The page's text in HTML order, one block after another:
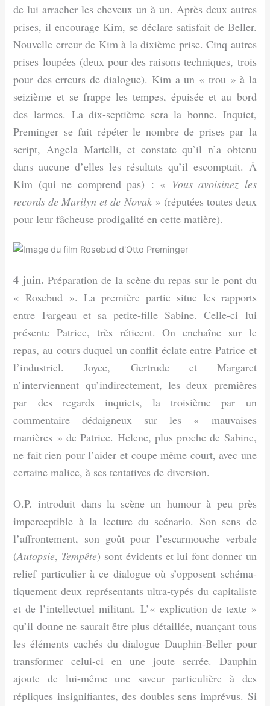
de lui arracher les cheveux un à un. Après deux autres
prises, il encourage Kim, se déclare satisfait de Beller.
Nouvelle erreur de Kim à la dixième prise. Cinq autres
prises loupées (deux pour des raisons techniques, trois
pour des erreurs de dialogue). Kim a un « trou » à la
seizième et se frappe les tempes, épuisée et au bord
des larmes. La dix-septième sera la bonne. Inquiet,
Preminger se fait répéter le nombre de prises par la
script, Angela Martelli, et constate qu’il n’a obtenu
dans aucune d’elles les résultats qu’il escomptait. À
Kim (qui ne comprend pas) : « Vous avoisinez les
records de Marilyn et de Novak » (réputées toutes deux
pour leur fâcheuse prodigalité en cette matière).
4 juin. Préparation de la scène du repas sur le pont du
« Rosebud ». La première partie situe les rapports
entre Fargeau et sa petite-fille Sabine. Celle-ci lui
présente Patrice, très réticent. On enchaîne sur le
repas, au cours duquel un conflit éclate entre Patrice et
l’industriel. Joyce, Gertrude et Margaret
n’interviennent qu’indirectement, les deux premières
par des regards inquiets, la troisième par un
commentaire dédaigneux sur les « mauvaises
manières » de Patrice. Helene, plus proche de Sabine,
ne fait rien pour l’aider et coupe même court, avec une
certaine malice, à ses tentatives de diversion.
O.P. introduit dans la scène un humour à peu près
imperceptible à la lecture du scénario. Son sens de
l’affrontement, son goût pour l’escarmouche verbale
(Autopsie, Tempête) sont évidents et lui font donner un
relief particulier à ce dialogue où s’opposent schéma­
tiquement deux représentants ultra-typés du capitaliste
et de l’intellectuel militant. L’« explication de texte »
qu’il donne ne saurait être plus détaillée, nuançant tous
les éléments cachés du dialogue Dauphin-Beller pour
transformer celui-ci en une joute serrée. Dauphin
ajoute de lui-même une saveur particulière à des
répliques insi­gnifiantes, des doubles sens imprévus. Si